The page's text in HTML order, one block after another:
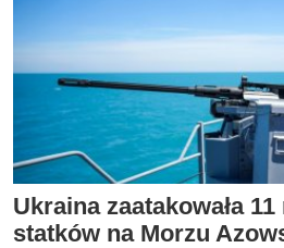
Ukraina zaatakowała
statków na Morzu